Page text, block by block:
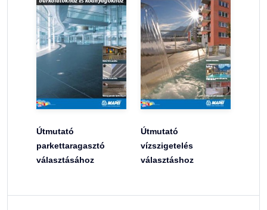
Útmutató
parkettaragasztó
választásához
Útmutató
vízszigetelés
választáshoz